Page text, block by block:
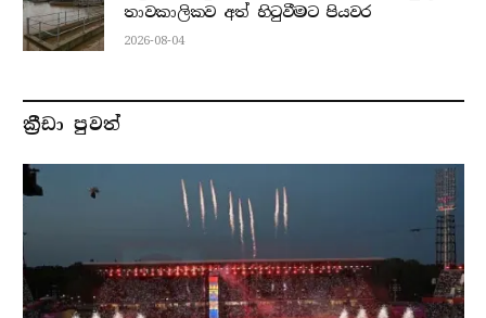
තාවකාලිකව අත් හිටුවීමට පියවර
2026-08-04
ක්‍රීඩා පුවත්